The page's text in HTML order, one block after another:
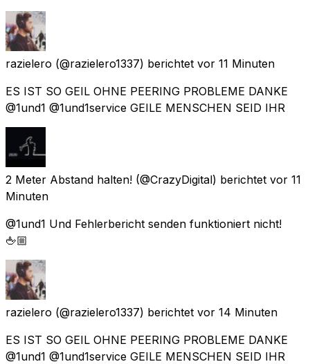
razielero (@razielero1337) berichtet vor 11 Minuten
ES IST SO GEIL OHNE PEERING PROBLEME DANKE
@1und1 @1und1service GEILE MENSCHEN SEID IHR
2 Meter Abstand halten! (@CrazyDigital) berichtet vor 11
Minuten
@1und1 Und Fehlerbericht senden funktioniert nicht!
🖕🏼
razielero (@razielero1337) berichtet vor 14 Minuten
ES IST SO GEIL OHNE PEERING PROBLEME DANKE
@1und1 @1und1service GEILE MENSCHEN SEID IHR